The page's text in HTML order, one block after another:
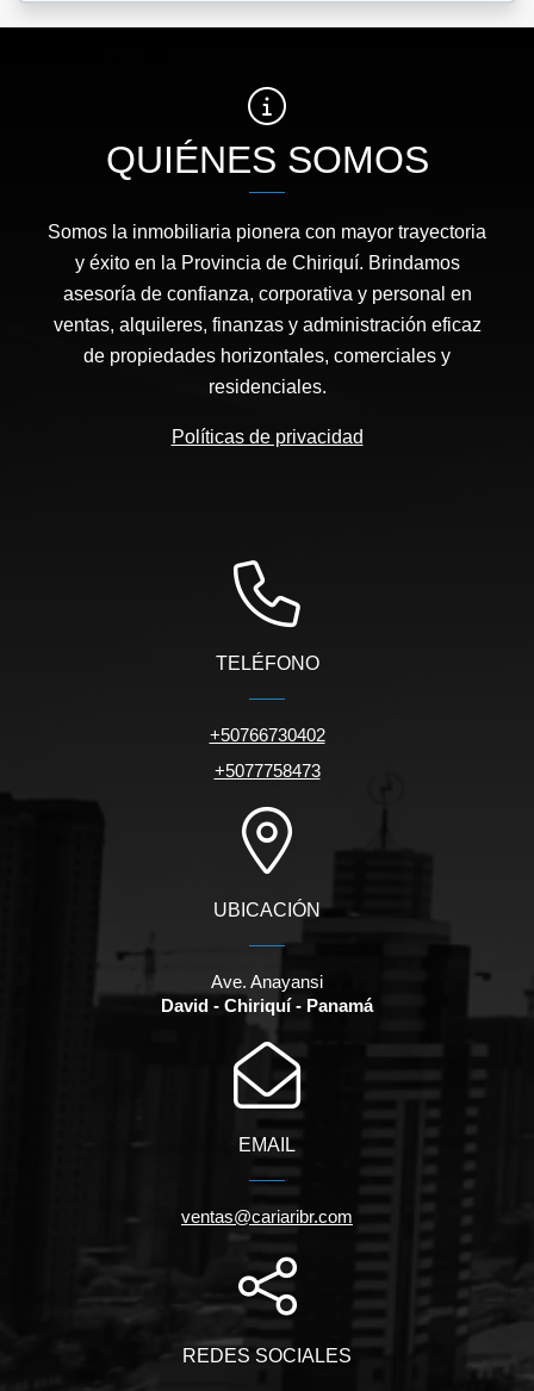
QUIÉNES SOMOS
Somos la inmobiliaria pionera con mayor trayectoria
y éxito en la Provincia de Chiriquí. Brindamos
asesoría de confianza, corporativa y personal en
ventas, alquileres, finanzas y administración eficaz
de propiedades horizontales, comerciales y
residenciales.
Políticas de privacidad
TELÉFONO
+50766730402
+5077758473
UBICACIÓN
Ave. Anayansi
David - Chiriquí - Panamá
EMAIL
ventas@cariaribr.com
REDES SOCIALES